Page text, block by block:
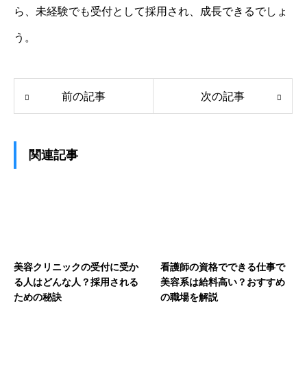
ら、未経験でも受付として採用され、成長できるでしょ
う。
前の記事 次の記事
関連記事
美容クリニックの受付に受か
る人はどんな人？採用される
ための秘訣
看護師の資格でできる仕事で
美容系は給料高い？おすすめ
の職場を解説